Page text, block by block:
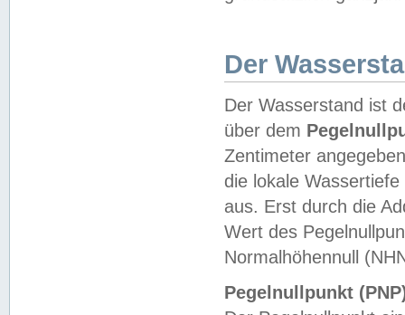
Der
Der Wasserstand ist
über dem
Zentimeter
die lokale
aus. Erst durch die
Wert des
Normalhöhennull
Pegelnullpunkt